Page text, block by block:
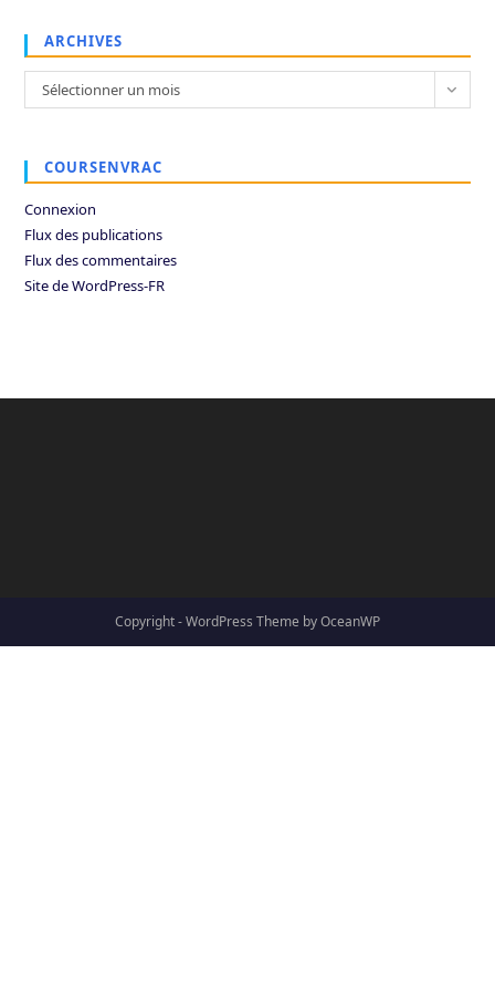
ARCHIVES
Archives
Sélectionner un mois
COURSENVRAC
Connexion
Flux des publications
Flux des commentaires
Site de WordPress-FR
Copyright - WordPress Theme by OceanWP